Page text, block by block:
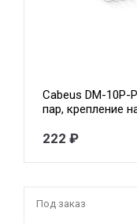
Cabeus DM-
пар, крепление
222 ₽
Под заказ